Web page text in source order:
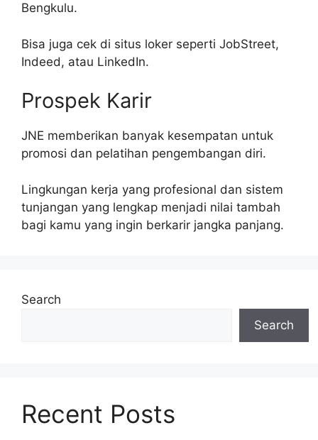
Bengkulu.
Bisa juga cek di situs loker seperti JobStreet,
Indeed, atau LinkedIn.
Prospek Karir
JNE memberikan banyak kesempatan untuk
promosi dan pelatihan pengembangan diri.
Lingkungan kerja yang profesional dan sistem
tunjangan yang lengkap menjadi nilai tambah
bagi kamu yang ingin berkarir jangka panjang.
Search
Search
Recent Posts